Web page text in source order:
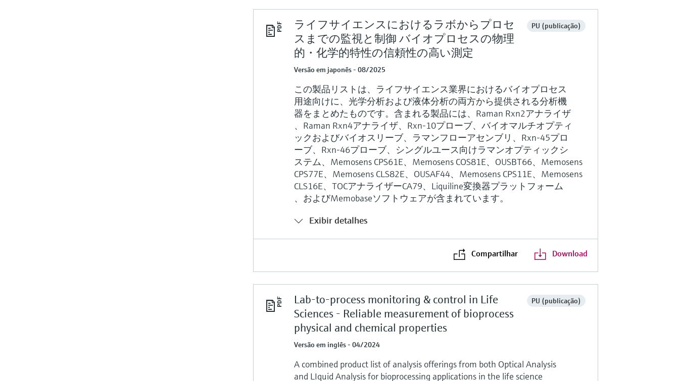
ライフサイエンスにおけるラボからプロセ
スまでの監視と制御 バイオプロセスの物理
的・化学的特性の信頼性の高い測定
PU (publicação)
Versão em japonês - 08/2025
この製品リストは、ライフサイエンス業界におけるバイオプロセス
用途向けに、光学分析および液体分析の両方から提供される分析機
器をまとめたものです。含まれる製品には、Raman Rxn2アナライザ
、Raman Rxn4アナライザ、Rxn-10プローブ、バイオマルチオプティ
ックおよびバイオスリーブ、ラマンフローアセンブリ、Rxn-45プロ
ーブ、Rxn-46プローブ、シングルユース向けラマンオプティックシ
ステム、Memosens CPS61E、Memosens COS81E、OUSBT66、Memosens
CPS77E、Memosens CLS82E、OUSAF44、Memosens CPS11E、Memosens
CLS16E、TOCアナライザーCA79、Liquiline変換器プラットフォーム
、およびMemobaseソフトウェアが含まれています。
Exibir detalhes
Compartilhar Download
Lab-to-process monitoring & control in Life
Sciences - Reliable measurement of bioprocess
physical and chemical properties
PU (publicação)
Versão em inglês - 04/2024
A combined product list of analysis offerings from both Optical Analysis
and LIquid Analysis for bioprocessing applications in the life science